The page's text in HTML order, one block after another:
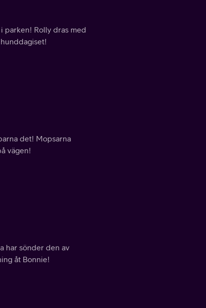
parken! Rolly dras med
det! Mopsarna
vägen!
har sönder den av
åt Bonnie!